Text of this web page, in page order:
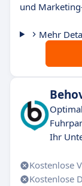
und
Mehr
Ihr
Kostenlose
Kostenlose